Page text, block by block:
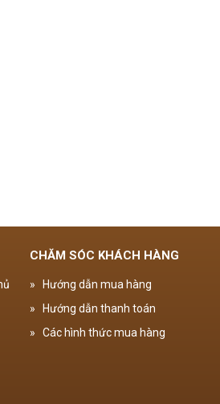
CHĂM SÓC KHÁCH HÀNG
»
Hướng dẫn mua hàng
»
Hướng dẫn thanh toán
»
Các hình thức mua hàng